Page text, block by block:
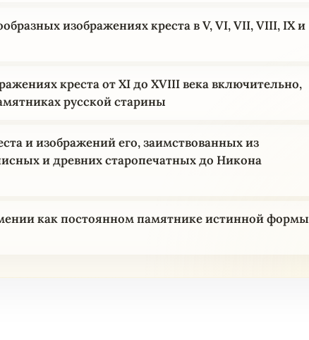
изображениях креста в V, VI, VII, VIII, IX и
креста от XI до XVIII века включительно,
русской старины
и изображений его, заимствованных из
и древних старопечатных до Никона
как постоянном памятнике истинной формы